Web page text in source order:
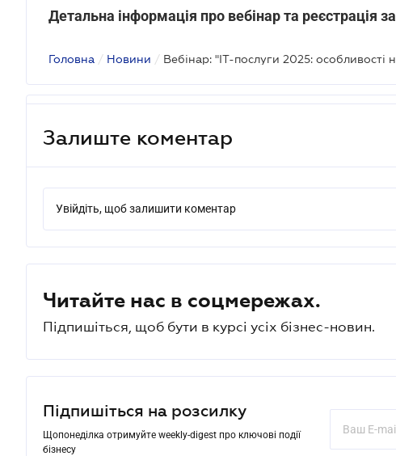
Детальна інформація про вебінар та реєстрація за
Головна / Новини /
Залиште коментар
Увійдіть, щоб залишити коментар
Читайте нас в соцмережах.
Підпишіться, щоб бути в курсі усіх бізнес-новин.
Підпишіться на розсилку
Щопонеділка отримуйте weekly-digest про ключові події
бізнесу